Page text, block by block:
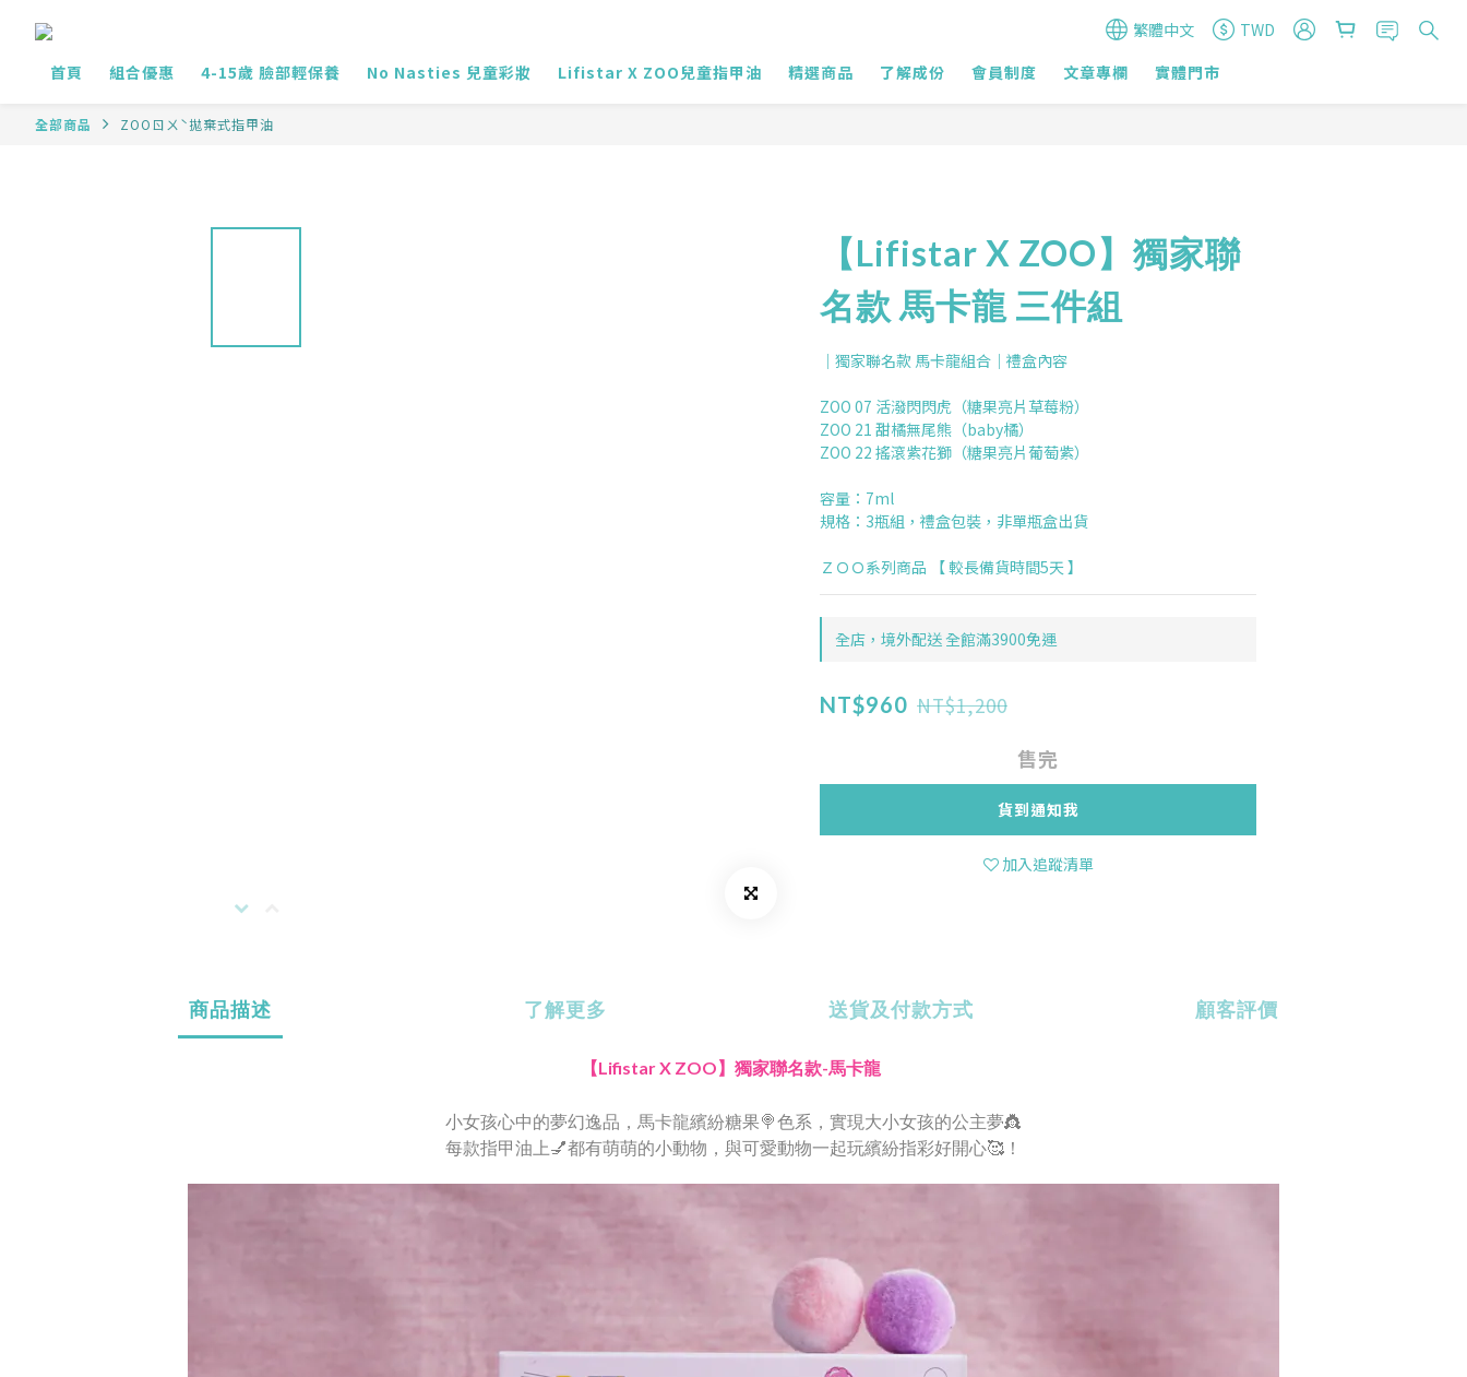
繁體中文
TWD
首頁
組合優惠 4-15歲 臉部輕保養 No Nasties 兒童彩妝 Lifistar X ZOO兒童指甲油 精選商品 了解成份 會員制度 文章專欄 實體門市
全部商品 ZOOㄖㄨˋ拋棄式指甲油
【Lifistar X ZOO】獨家聯
名款 馬卡龍 三件組
｜獨家聯名款 馬卡龍組合｜禮盒內容
ZOO 07 活潑閃閃虎（糖果亮片草莓粉）
ZOO 21 甜橘無尾熊（baby橘）
ZOO 22 搖滾紫花獅（糖果亮片葡萄紫）
容量：7ml
規格：3瓶組，禮盒包裝，非單瓶盒出貨
ＺＯＯ系列商品 【 較長備貨時間5天 】
全店，境外配送 全館滿3900免運
NT$960 NT$1,200
售完
貨到通知我
加入追蹤清單
商品描述 了解更多 送貨及付款方式 顧客評價
【Lifistar X ZOO】獨家聯名款-馬卡龍
小女孩心中的夢幻逸品，馬卡龍繽紛糖果🍭色系，實現大小女孩的公主夢👸
每款指甲油上💅都有萌萌的小動物，與可愛動物一起玩繽紛指彩好開心🥰 ！